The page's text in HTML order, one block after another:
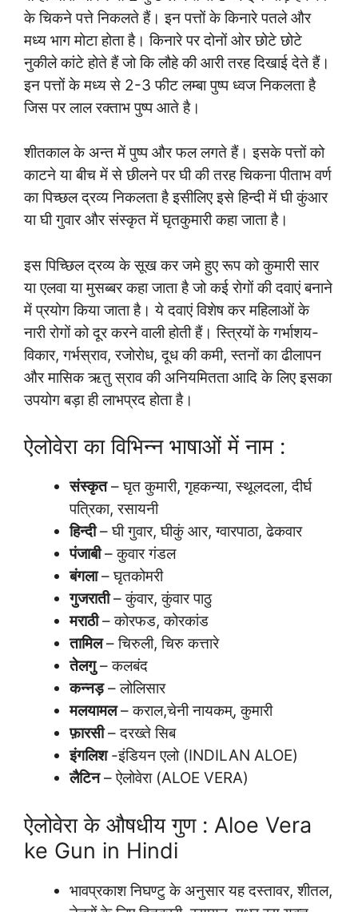
के चिकने पत्ते निकलते हैं। इन पत्तों के किनारे पतले और
मध्य भाग मोटा होता है। किनारे पर दोनों ओर छोटे छोटे
नुकीले कांटे होते हैं जो कि लौहे की आरी तरह दिखाई देते हैं।
इन पत्तों के मध्य से 2-3 फीट लम्बा पुष्प ध्वज निकलता है
जिस पर लाल रक्ताभ पुष्प आते है।
शीतकाल के अन्त में पुष्प और फल लगते हैं। इसके पत्तों को
काटने या बीच में से छीलने पर घी की तरह चिकना पीताभ वर्ण
का पिच्छल द्रव्य निकलता है इसीलिए इसे हिन्दी में घी कुंआर
या घी गुवार और संस्कृत में घृतकुमारी कहा जाता है।
इस पिच्छिल द्रव्य के सूख कर जमे हुए रूप को कुमारी सार
या एलवा या मुसब्बर कहा जाता है जो कई रोगों की दवाएं बनाने
में प्रयोग किया जाता है। ये दवाएं विशेष कर महिलाओं के
नारी रोगों को दूर करने वाली होती हैं। स्त्रियों के गर्भाशय-
विकार, गर्भस्राव, रजोरोध, दूध की कमी, स्तनों का ढीलापन
और मासिक ऋतु स्राव की अनियमितता आदि के लिए इसका
उपयोग बड़ा ही लाभप्रद होता है।
ऐलोवेरा का विभिन्न भाषाओं में नाम :
संस्कृत– घृत कुमारी, गृहकन्या, स्थूलदला, दीर्घ
पत्रिका, रसायनी
हिन्दी– घी गुवार, घीकुं आर, ग्वारपाठा, ढेकवार
पंजाबी– कुवार गंडल
बंगला– घृतकोमरी
गुजराती– कुंवार, कुंवार पाठु
मराठी– कोरफड, कोरकांड
तामिल– चिरुली, चिरु कत्तारे
तेलगु– कलबंद
कन्नड़– लोलिसार
मलयामल– कराल,चेनी नायकम्, कुमारी
फ़ारसी– दरख्ते सिब
इंगलिश-इंडियन एलो (INDILAN ALOE)
लैटिन– ऐलोवेरा (ALOE VERA)
ऐलोवेरा के औषधीय गुण : Aloe Vera
ke Gun in Hindi
भावप्रकाश निघण्टु के अनुसार यह दस्तावर, शीतल,